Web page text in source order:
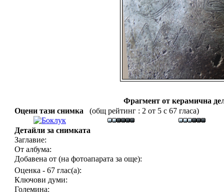
Фрагмент от керамична
Оцени тази снимка
(общ рейтинг : 2 от 5 с 67 гласа)
Детайли за снимката
Заглавие:
От албума:
Добавена от (на фотоапарата за още):
Оценка - 67 глас(а):
Ключови думи:
Големина: